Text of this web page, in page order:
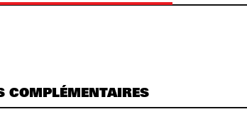
COMPLÉMENTAIRES